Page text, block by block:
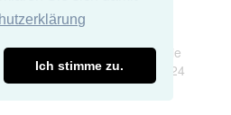
Ich stimme zu.
haben den Artikel
und keine Haftung für die
dieser Seite. DDDEasy 2024